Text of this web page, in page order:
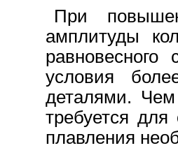
При
амплитуды
условия
деталями.
требуется
плавления